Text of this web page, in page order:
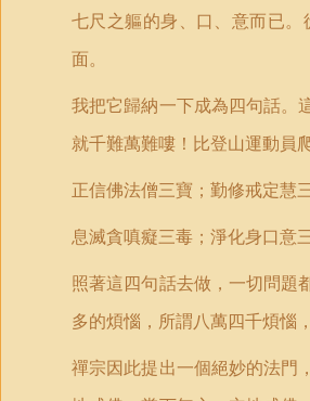
七尺之軀的身、口、意而已
面。
我把它歸納一下成為四句話。
就千難萬難嘍！比登山運動員
正信佛法僧三寶；勤修戒定慧
息滅貪嗔癡三毒；淨化身口意三
照著這四句話去做，一切問題
多的煩惱，所謂八萬四千煩惱
禪宗因此提出一個絕妙的法門